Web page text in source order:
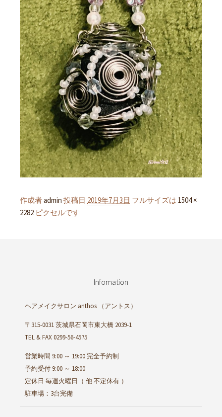
作成者admin 投稿日 2019年7月3日 フルサイズは 1504 ×
2282 ピクセルです
Infomation
ヘアメイクサロン anthos （アントス）
〒315-0031 茨城県石岡市東大橋 2039-1
TEL & FAX 0299-56-4575
営業時間 9:00 ～ 19:00 完全予約制
予約受付 9:00 ～ 18:00
定休日 毎週火曜日（ 他 不定休有 ）
駐車場：3台完備